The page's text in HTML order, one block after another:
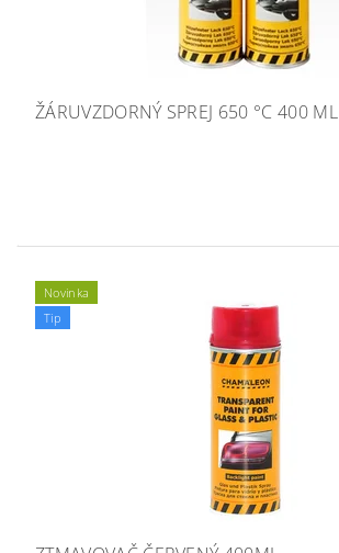
ŽÁRUVZDORNÝ SPREJ 650 °C 400 ML
Novinka
Tip